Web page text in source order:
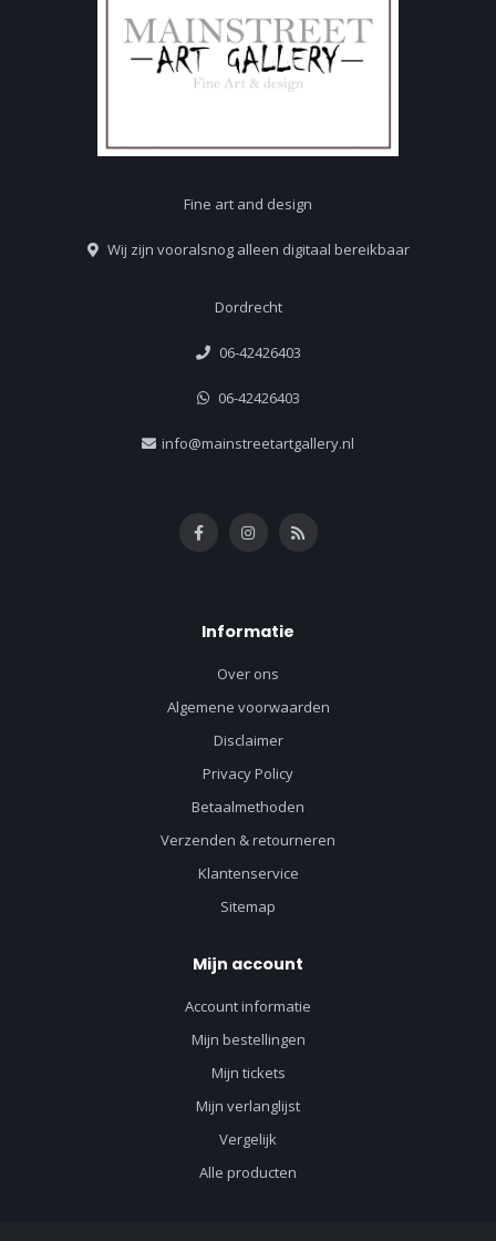
Fine art and design
Wij zijn vooralsnog alleen digitaal bereikbaar
Dordrecht
06-42426403
06-42426403
info@mainstreetartgallery.nl
Informatie
Over ons
Algemene voorwaarden
Disclaimer
Privacy Policy
Betaalmethoden
Verzenden & retourneren
Klantenservice
Sitemap
Mijn account
Account informatie
Mijn bestellingen
Mijn tickets
Mijn verlanglijst
Vergelijk
Alle producten